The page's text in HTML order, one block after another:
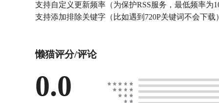
支持自定义更新频率（为保护RSS服务，最低频率为
支持添加排除关键字（比如遇到720P关键词不会下载
懒猫评分/评论
0.0